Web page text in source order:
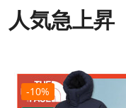
人気急上昇
-10%